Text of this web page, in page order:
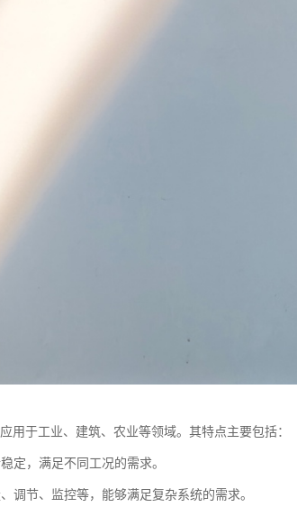
用于工业、建筑、农业等领域。其特点主要包括：
定，满足不同工况的需求。
调节、监控等，能够满足复杂系统的需求。